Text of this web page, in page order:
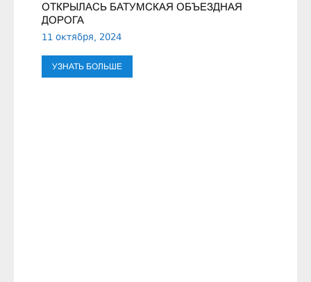
ОТКРЫЛАСЬ БАТУМСКАЯ ОБЪЕЗДНАЯ
ДОРОГА
11 октября, 2024
УЗНАТЬ БОЛЬШЕ